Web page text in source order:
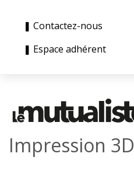
❚ Contactez-nous
❚ Espace adhérent
Impression 3D